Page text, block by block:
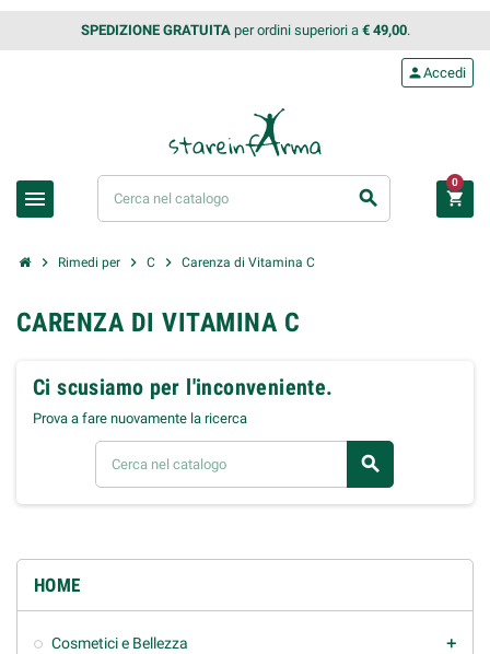
SPEDIZIONE GRATUITAper ordini superiori a € 49,00.
menu search
personAccedi
shopping_cart
0
chevron_right Rimedi per chevron_right C chevron_right Carenza di Vitamina C
HOME
Cosmetici e Bellezza add
CARENZA DI VITAMINA C
Ci scusiamo per l'inconveniente.
Prova a fare nuovamente la ricerca
search